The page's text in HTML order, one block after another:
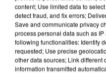
content; Use limited data to
detect fraud, and fix errors;
Save and communicate privacy
process personal data such as
following functionalities: Identify
requested; Use precise
other data sources; Link different
information transmitted